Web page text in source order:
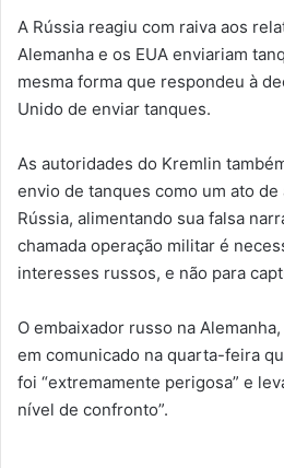
A Rússia reagiu com raiva aos
Alemanha e os EUA enviariam
mesma forma que respondeu à
Unido de enviar tanques.
As autoridades do Kremlin
envio de tanques como um ato
Rússia, alimentando sua falsa
chamada operação militar é
interesses russos, e não para
O embaixador russo na
em comunicado na quarta-feira
foi “extremamente perigosa” e
nível de confronto”.